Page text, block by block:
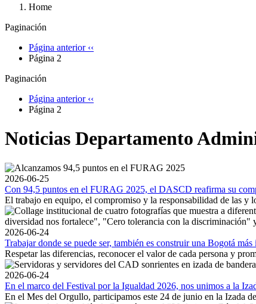
Home
Paginación
Página anterior ‹‹
Página 2
Paginación
Página anterior ‹‹
Página 2
Noticias Departamento
2026-06-25
Con 94,5 puntos en el FURAG 2025, el DASCD reafirma su
El trabajo en equipo, el compromiso y la responsabilidad de las
2026-06-24
Trabajar donde se puede ser, también es construir una Bogotá
Respetar las diferencias, reconocer el valor de cada persona y
2026-06-24
En el marco del Festival por la Igualdad 2026, nos unimos a la
En el Mes del Orgullo, participamos este 24 de junio en la Izada